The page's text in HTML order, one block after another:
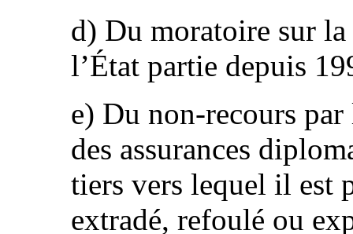
d) Du moratoire sur
l’État partie depuis
e) Du non-recours
des assurances
tiers vers lequel il est
extradé, refoulé ou